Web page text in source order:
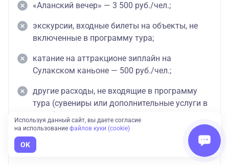
«Аланский вечер» — 3 500 руб./чел.;
экскурсии, входные билеты на объекты, не
включенные в программу тура;
катание на аттракционе зиплайн на
Сулакском каньоне — 500 руб./чел.;
другие расходы, не входящие в программу
тура (сувениры или дополнительные услуги в
Вопрос бронирования Аланского вечера
обсуждается в день заезда с координатором.
Используя данный сайт, вы даете согласие
на использование файлов куки (cookie)
OK